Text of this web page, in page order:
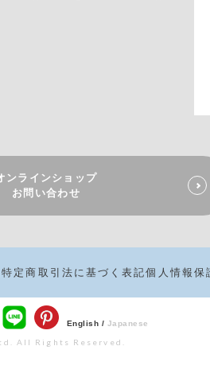
ンラインショップ
お問い合わせ
特定商取引法に基づく表記個人情報保
English / Japanese
All Rights Reserved.